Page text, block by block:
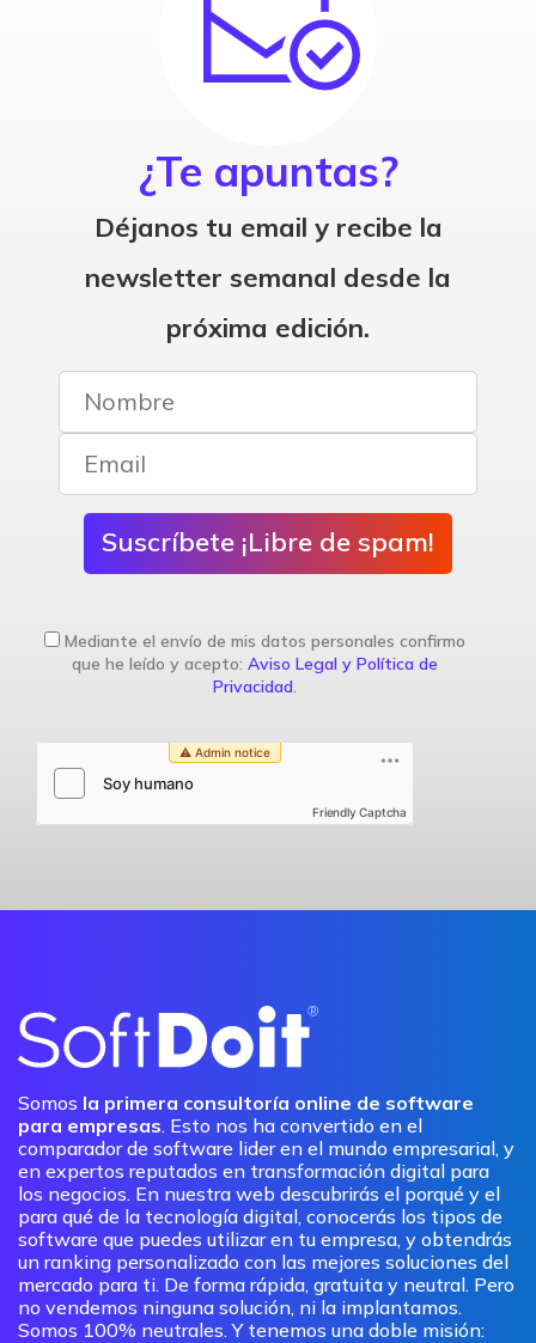
¿Te apuntas?
Déjanos tu email y recibe la
newsletter semanal desde la
próxima edición.
Suscríbete ¡Libre de spam!
Mediante el envío de mis datos personales confirmo
que he leído y acepto: Aviso Legal y Política de
Privacidad.
Friendly Captcha
Somos la primera consultoría online de software
para empresas. Esto nos ha convertido en el
comparador de software lider en el mundo empresarial, y
en expertos reputados en transformación digital para
los negocios. En nuestra web descubrirás el porqué y el
para qué de la tecnología digital, conocerás los tipos de
software que puedes utilizar en tu empresa, y obtendrás
un ranking personalizado con las mejores soluciones del
mercado para ti. De forma rápida, gratuita y neutral. Pero
no vendemos ninguna solución, ni la implantamos.
Somos 100% neutrales. Y tenemos una doble misión: